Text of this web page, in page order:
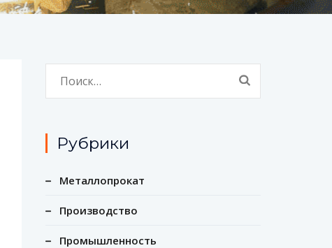
Рубрики
Металлопрокат
Производство
Промышленность